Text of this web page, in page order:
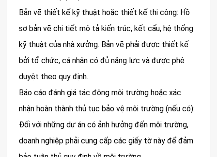
Bản vẽ thiết kế kỹ thuật hoặc thiết kế thi công: Hồ
sơ bản vẽ chi tiết mô tả kiến trúc, kết cấu, hệ thống
kỹ thuật của nhà xưởng. Bản vẽ phải được thiết kế
bởi tổ chức, cá nhân có đủ năng lực và được phê
duyệt theo quy định.
Báo cáo đánh giá tác động môi trường hoặc xác
nhận hoàn thành thủ tục bảo vệ môi trường (nếu có):
Đối với những dự án có ảnh hưởng đến môi trường,
doanh nghiệp phải cung cấp các giấy tờ này để đảm